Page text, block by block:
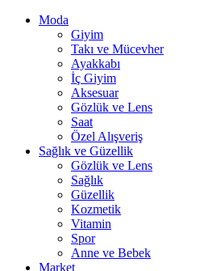
Moda
Giyim
Takı ve Mücevher
Ayakkabı
İç Giyim
Aksesuar
Gözlük ve Lens
Saat
Özel Alışveriş
Sağlık ve Güzellik
Gözlük ve Lens
Sağlık
Güzellik
Kozmetik
Vitamin
Spor
Anne ve Bebek
Market